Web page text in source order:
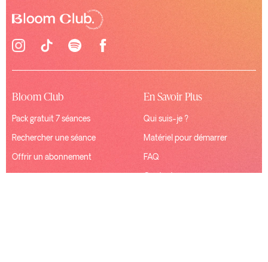
Bloom Club
Pack gratuit 7 séances
Rechercher une séance
Offrir un abonnement
En Savoir Plus
Qui suis-je ?
Matériel pour démarrer
FAQ